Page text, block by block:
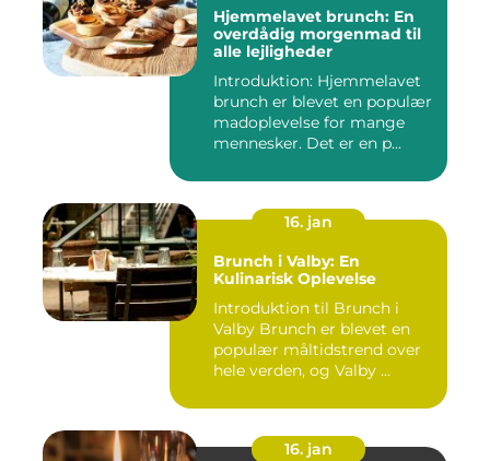
Hjemmelavet brunch: En
overdådig morgenmad til
alle lejligheder
Introduktion: Hjemmelavet
brunch er blevet en populær
madoplevelse for mange
mennesker. Det er en p...
16. jan
Brunch i Valby: En
Kulinarisk Oplevelse
Introduktion til Brunch i
Valby Brunch er blevet en
populær måltidstrend over
hele verden, og Valby ...
16. jan